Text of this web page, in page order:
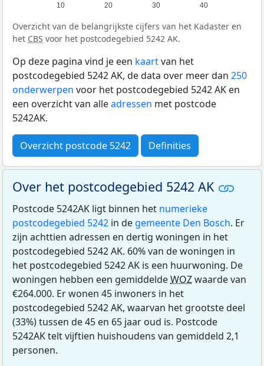
10 20 30 40
Overzicht van de belangrijkste cijfers van het Kadaster en
het CBS voor het postcodegebied 5242 AK.
Op deze pagina vind je een kaartvan het
postcodegebied 5242 AK, de data over meer dan 250
onderwerpen voor het postcodegebied 5242 AK en
een overzicht van alleadressen met postcode
5242AK.
Overzicht postcode 5242 Definities
Over het postcodegebied 5242 AK
Postcode 5242AK ligt binnen het numerieke
postcodegebied 5242 in de gemeente Den Bosch. Er
zijn achttien adressen en dertig woningen in het
postcodegebied 5242 AK. 60% van de woningen in
het postcodegebied 5242 AK is een huurwoning. De
woningen hebben een gemiddeldeWOZwaarde van
€264.000. Er wonen 45 inwoners in het
postcodegebied 5242 AK, waarvan het grootste deel
(33%) tussen de 45 en 65 jaar oud is. Postcode
5242AK telt vijftien huishoudens van gemiddeld 2,1
personen.